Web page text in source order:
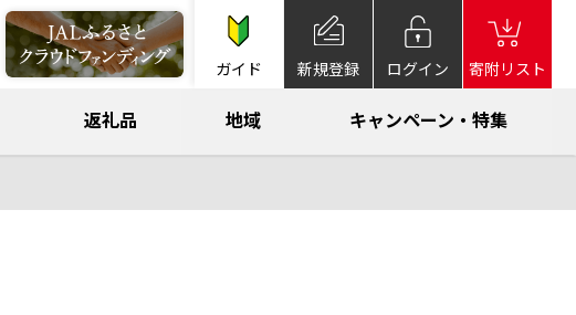
ガイド 新規登録 ログイン 寄附リスト
返礼品 地域 キャンペーン・特集